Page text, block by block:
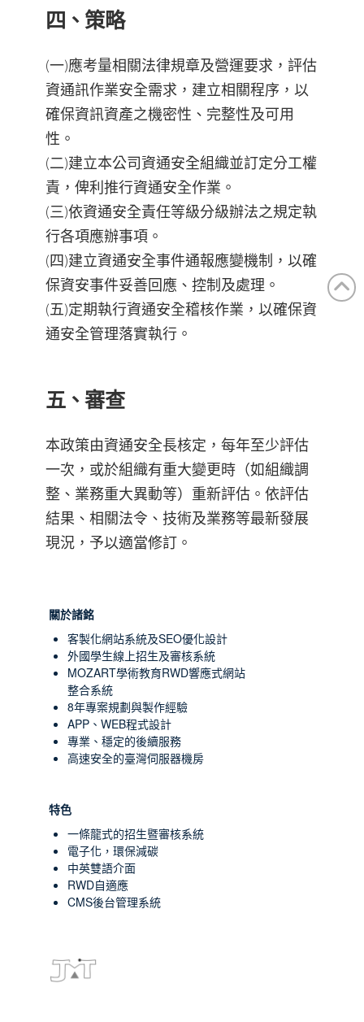
四、策略
(一)應考量相關法律規章及營運要求，評估
資通訊作業安全需求，建立相關程序，以
確保資訊資產之機密性、完整性及可用
性。
(二)建立本公司資通安全組織並訂定分工權
責，俾利推行資通安全作業。
(三)依資通安全責任等級分級辦法之規定執
行各項應辦事項。
(四)建立資通安全事件通報應變機制，以確
保資安事件妥善回應、控制及處理。
(五)定期執行資通安全稽核作業，以確保資
通安全管理落實執行。
五、審查
本政策由資通安全長核定，每年至少評估
一次，或於組織有重大變更時（如組織調
整、業務重大異動等）重新評估。依評估
結果、相關法令、技術及業務等最新發展
現況，予以適當修訂。
關於諸銘
客製化網站系統及SEO優化設計
外國學生線上招生及審核系統
MOZART學術教育RWD響應式網站
整合系統
8年專案規劃與製作經驗
APP、WEB程式設計
專業、穩定的後續服務
高速安全的臺灣伺服器機房
特色
一條龍式的招生暨審核系統
電子化，環保減碳
中英雙語介面
RWD自適應
CMS後台管理系統